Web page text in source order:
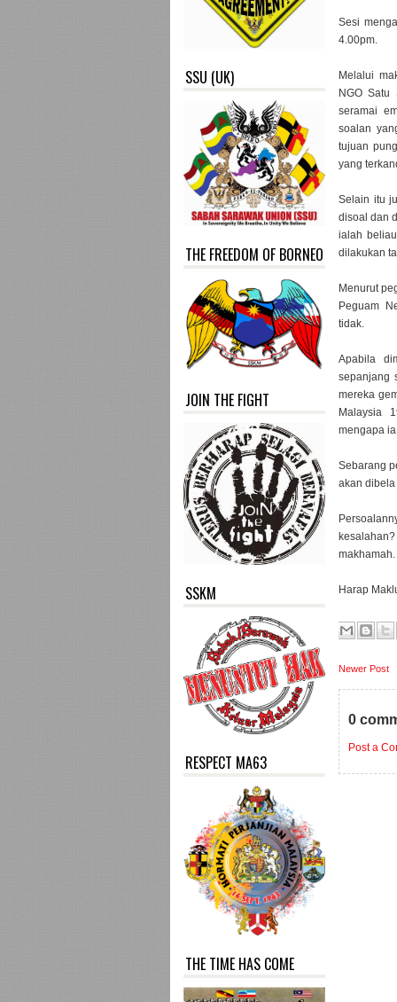
SSU (UK)
THE FREEDOM OF BORNEO
JOIN THE FIGHT
SSKM
RESPECT MA63
THE TIME HAS COME
Sesi
4.00pm.
Melalui
NGO Satu
seramai
soalan
tujuan
yang
Selain itu
disoal dan
ialah
dilakukan
Menurut
Peguam
tidak.
Apabila
sepanjang
mereka
Malaysia
mengapa
Sebarang
akan
makhamah.
Harap
Newer Post
0
Post a